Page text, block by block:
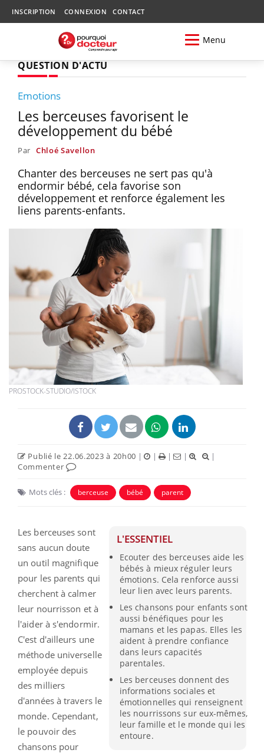
INSCRIPTION CONNEXION CONTACT
Menu
QUESTION D'ACTU
Emotions
Les berceuses favorisent le
développement du bébé
Par Chloé Savellon
Chanter des berceuses ne sert pas qu'à
endormir bébé, cela favorise son
développement et renforce également les
liens parents-enfants.
PROSTOCK-STUDIO/ISTOCK
Publié le 22.06.2023 à 20h00 | | | |
|
Commenter
Mots clés : berceuse bébé parent
L'ESSENTIEL
Ecouter des berceuses aide les
bébés à mieux réguler leurs
émotions. Cela renforce aussi
leur lien avec leurs parents.
Les chansons pour enfants sont
aussi bénéfiques pour les
mamans et les papas. Elles les
aident à prendre confiance
dans leurs capacités
parentales.
Les berceuses donnent des
informations sociales et
émotionnelles qui renseignent
les nourrissons sur eux-mêmes,
leur famille et le monde qui les
entoure.
Les berceuses sont
sans aucun doute
un outil magnifique
pour les parents qui
cherchent à calmer
leur nourrisson et à
l'aider à s'endormir.
C'est d'ailleurs une
méthode universelle
employée depuis
des milliers
d'années à travers le
monde. Cependant,
le pouvoir des
chansons pour